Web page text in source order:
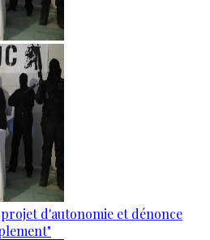
d'autonomie et dénonce